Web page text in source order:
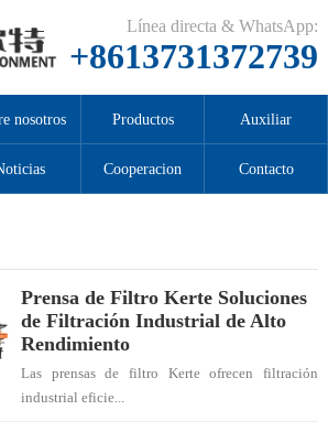
Línea directa & WhatsApp:
+8613731372739
nosotros Productos Auxiliar
Cooperacion Contacto
Prensa de Filtro Kerte Soluciones
de Filtración Industrial de Alto
Rendimiento
Las prensas de filtro Kerte ofrecen filtración
industrial eficie...